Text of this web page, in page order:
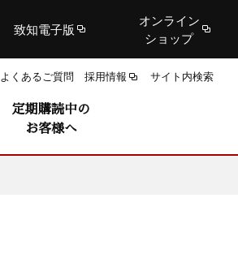
致知電子版
オンライン
ショップ
よくあるご質問 採用情報 サイト内検索
定期購読中の
お客様へ